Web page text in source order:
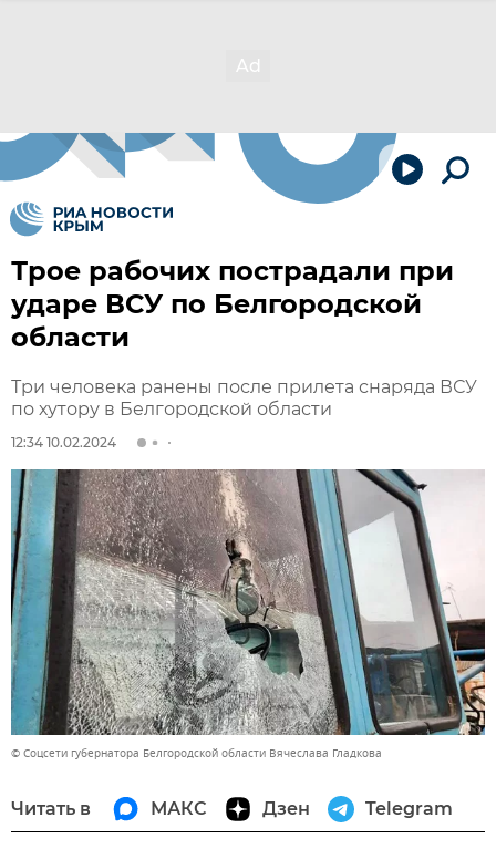
Трое рабочих пострадали при
ударе ВСУ по Белгородской
области
Три человека ранены после прилета снаряда ВСУ
по хутору в Белгородской области
12:34 10.02.2024
© Соцсети губернатора Белгородской области Вячеслава Гладкова
Читать в МАКС Дзен Telegram